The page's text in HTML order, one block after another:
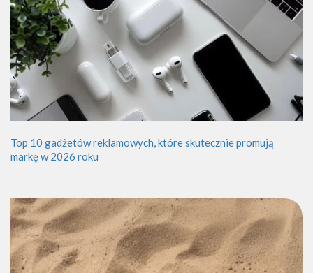
Top 10 gadżetów reklamowych, które skutecznie promują
markę w 2026 roku